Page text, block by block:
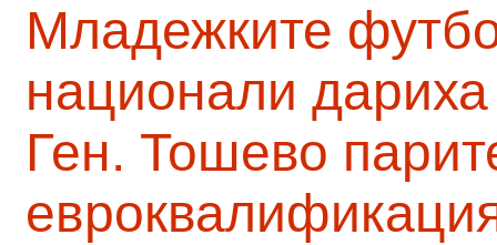
Младежките
национали
Ген. Тошево